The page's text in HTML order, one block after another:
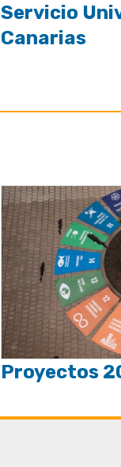
Servicio
Canarias
Proyectos